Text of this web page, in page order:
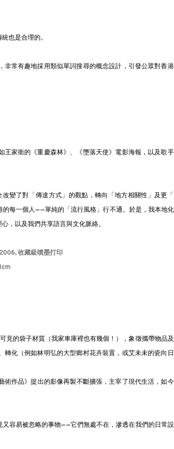
也是合理的。
常有趣地採用類似單詞搜尋的概念設計，引發公眾對香
家衛的《重慶森林》、《墮落天使》電影海報，以及歌
變了對「傳達方式」的觀點，轉向「地方相關性」及更
每一個人——單純的「流行風格」行不通。於是，我本地化
，以及我們共享語言與文化脈絡。
收藏級噴墨打印
的袋子材質（我家車庫裡也有幾個！），象徵攜帶物品
化（例如林明弘的大型鄉村花卉裝置，或艾未未的瓷向
術作品》提出的影像再製不斷擴張，主宰了現代生活，如
容易被忽略的事物——它們無處不在，滲透在我們的日常